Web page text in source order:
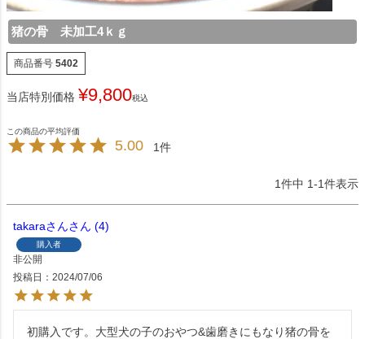
猪の骨 未加工4ｋｇ
商品番号 5402
当店特別価格 ¥9,800税込
5.00 1
1件中 1-1件表示
takaraさん 4
購入者
非公開
投稿日
2024/07/06
初購入です。大型犬の子のおやつ&歯磨きにもなり猪の骨を